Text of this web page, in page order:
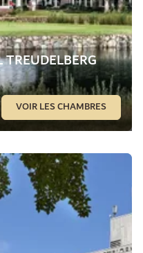
TREUDELBERG
VOIR LES CHAMBRES